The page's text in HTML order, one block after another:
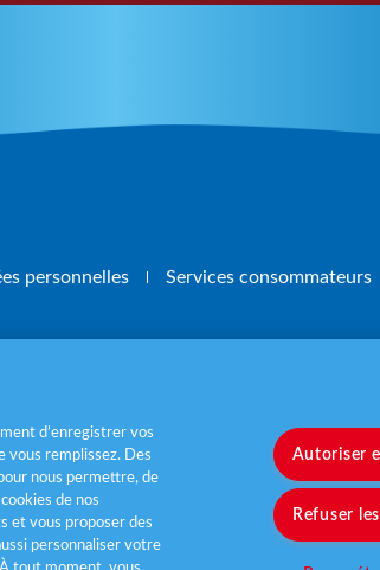
personnelles Services consommateurs
et légumes par jour
d’enregistrer vos
vous remplissez. Des
nous permettre, de
de nos
et vous proposer des
personnaliser votre
Autoriser
Refuser